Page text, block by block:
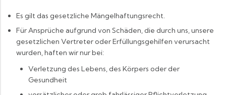
Es gilt das gesetzliche Mängelhaftungsrecht.
Für Ansprüche aufgrund von Schäden, die durch uns, unsere
gesetzlichen Vertreter oder Erfüllungsgehilfen verursacht
wurden, haften wir nur bei:
Verletzung des Lebens, des Körpers oder der
Gesundheit